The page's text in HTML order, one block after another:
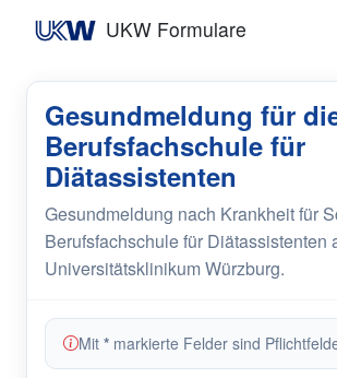
UKW Formulare
Gesundmeldung für
Berufsfachschule für
Diätassistenten
Gesundmeldung nach Krankheit für
Berufsfachschule für Diätassistenten
Universitätsklinikum Würzburg.
Mit * markierte Felder sind